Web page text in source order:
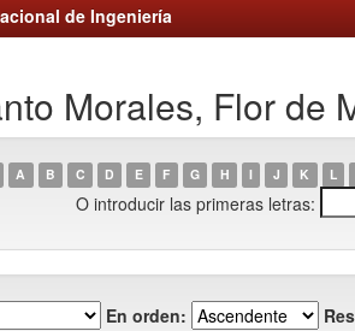
de Ingeniería
Morales, Flor de
A B C D E F G H I J K L
O introducir las primeras letras:
En orden: